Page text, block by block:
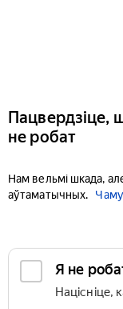
Пацвердзіце,
не робат
Нам вельмі шкада,
аўтаматычных.
Чаму
Я не
Націсніце,